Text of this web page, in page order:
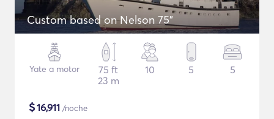
Custom based on Nelson 75"
Yate a motor
75 ft
23 m
10 5 5
$16,911 /noche